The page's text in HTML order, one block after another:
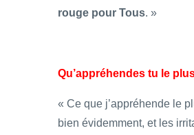
rouge pour Tous. »
Qu’appréhendes tu le
« Ce que j’appréhende le
bien évidemment, et les